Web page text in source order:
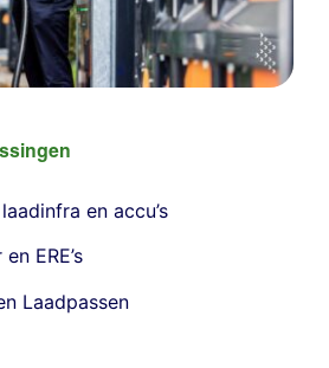
en accu’s
en ERE’s
Laadpassen